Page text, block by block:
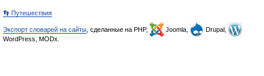
👣 Путешествия
Экспорт словарей на сайты , сделанные на PHP, Joomla,
Drupal,
WordPress, MODx.